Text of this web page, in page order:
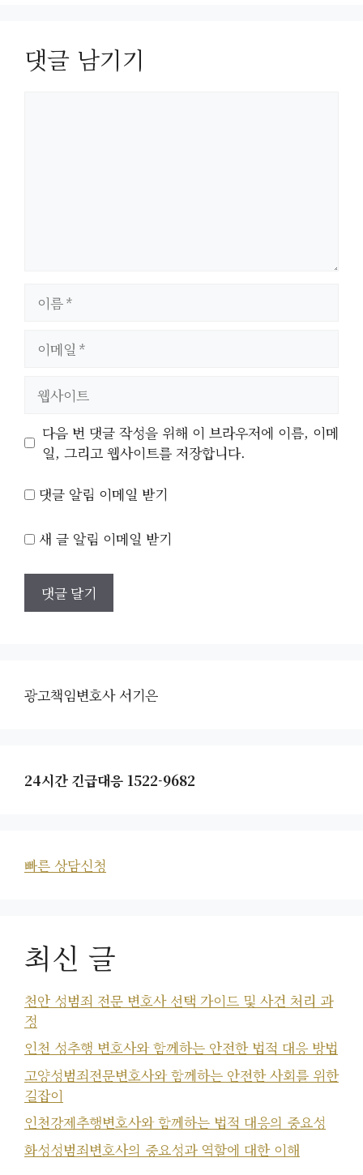
댓글 남기기
트
다음 번 댓글 작성을 위해 이 브라우저에 이름, 이메
일, 그리고 웹사이트를 저장합니다.
댓글 알림 이메일 받기
새 글 알림 이메일 받기
광고책임변호사 서기은
24시간 긴급대응 1522-9682
빠른 상담신청
최신 글
천안 성범죄 전문 변호사 선택 가이드 및 사건 처리 과
정
인천 성추행 변호사와 함께하는 안전한 법적 대응 방법
고양성범죄전문변호사와 함께하는 안전한 사회를 위한
길잡이
인천강제추행변호사와 함께하는 법적 대응의 중요성
화성성범죄변호사의 중요성과 역할에 대한 이해